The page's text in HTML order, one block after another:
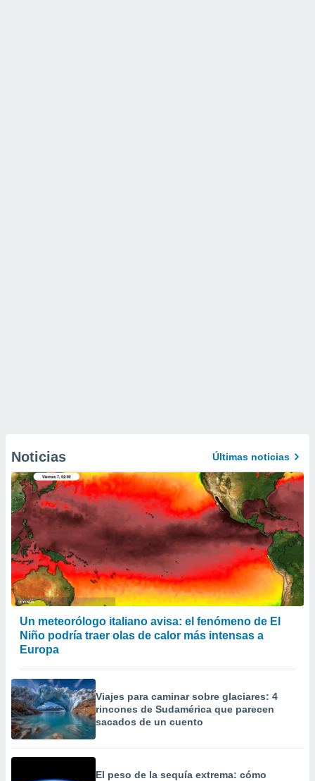
Noticias Últimas noticias
Un meteorólogo italiano avisa: el fenómeno de El
Niño podría traer olas de calor más intensas a
Europa
Viajes para caminar sobre glaciares: 4
rincones de Sudamérica que parecen
sacados de un cuento
El peso de la sequía extrema: cómo